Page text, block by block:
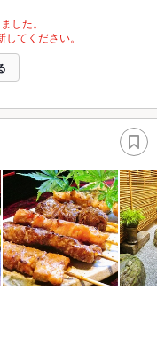
した。
てください。